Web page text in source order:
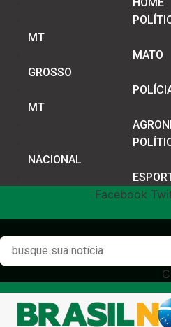
MT
MATO
GROSSO
MT
NACIONAL
Facebook